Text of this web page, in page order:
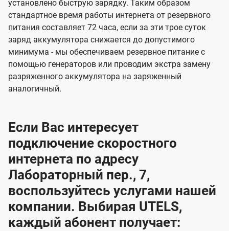
установлено быструю зарядку. Таким образом
стандартное время работы интернета от резервного
питания составляет 72 часа, если за эти трое суток
заряд аккумулятора снижается до допустимого
минимума - мы обеспечиваем резервное питание с
помощью генераторов или проводим экстра замену
разряженного аккумулятора на заряженный
аналогичный.
Если Вас интересует
подключение скоростного
интернета по адресу
Лабораторный пер., 7,
воспользуйтесь услугами нашей
компании. Выбирая UTELS,
каждый абонент получает: